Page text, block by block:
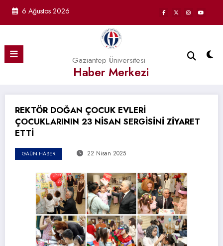
6 Ağustos 2026
Gaziantep Üniversitesi
Haber Merkezi
REKTÖR DOĞAN ÇOCUK EVLERİ
ÇOCUKLARININ 23 NİSAN SERGİSİNİ ZİYARET
ETTİ
GAÜN HABER 22 Nisan 2025